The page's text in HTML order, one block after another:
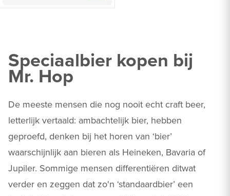
Speciaalbier kopen bij
Mr. Hop
De meeste mensen die nog nooit echt craft beer,
letterlijk vertaald: ambachtelijk bier, hebben
geproefd, denken bij het horen van ‘bier’
waarschijnlijk aan bieren als Heineken, Bavaria of
Jupiler. Sommige mensen differentiëren ditwat
verder en zeggen dat zo'n ‘standaardbier’ een